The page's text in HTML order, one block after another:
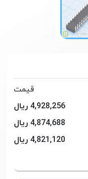
قیمت
4,928,256 ریال
4,874,688 ریال
4,821,120 ریال